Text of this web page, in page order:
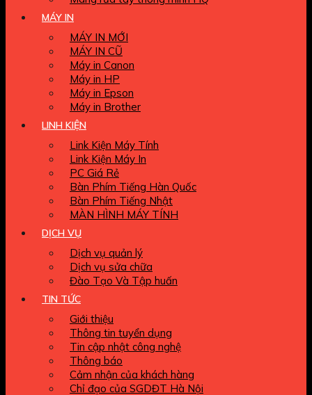
MÁY IN
MÁY IN MỚI
MÁY IN CŨ
Máy in Canon
Máy in HP
Máy in Epson
Máy in Brother
LINH KIỆN
Link Kiện Máy Tính
Link Kiện Máy In
PC Giá Rẻ
Bàn Phím Tiếng Hàn Quốc
Bàn Phím Tiếng Nhật
MÀN HÌNH MÁY TÍNH
DỊCH VỤ
Dịch vụ quản lý
Dịch vụ sửa chữa
Đào Tạo Và Tập huấn
TIN TỨC
Giới thiệu
Thông tin tuyển dụng
Tin cập nhật công nghệ
Thông báo
Cảm nhận của khách hàng
Chỉ đạo của SGDĐT Hà Nội